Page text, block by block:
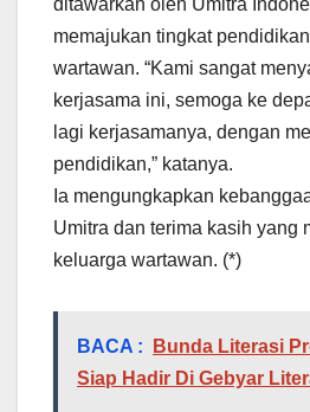
ditawarkan oleh Umitra
memajukan tingkat
wartawan. “Kami sangat
kerjasama ini, semoga ke
lagi kerjasamanya, dengan
pendidikan,” katanya.
Ia mengungkapkan
Umitra dan terima kasih yang
keluarga wartawan. (*)
BACA :
Bunda Literasi
Siap Hadir Di Gebyar